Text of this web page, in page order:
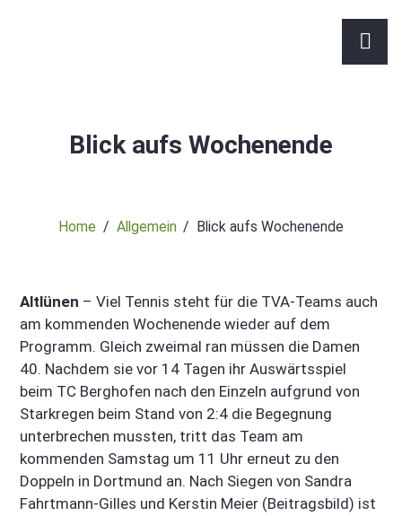
Blick aufs Wochenende
Home Allgemein Blick aufs Wochenende
Altlünen – Viel Tennis steht für die TVA-Teams auch
am kommenden Wochenende wieder auf dem
Programm. Gleich zweimal ran müssen die Damen
40. Nachdem sie vor 14 Tagen ihr Auswärtsspiel
beim TC Berghofen nach den Einzeln aufgrund von
Starkregen beim Stand von 2:4 die Begegnung
unterbrechen mussten, tritt das Team am
kommenden Samstag um 11 Uhr erneut zu den
Doppeln in Dortmund an. Nach Siegen von Sandra
Fahrtmann-Gilles und Kerstin Meier (Beitragsbild) ist